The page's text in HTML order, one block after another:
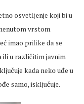
osvetljenje koji bi u
vrstom
imao prilike da se
ili u različitim javnim
kada neko uđe u
samo, isključuje.